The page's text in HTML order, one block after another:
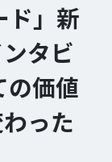
ド」新
タビ
の価値
った